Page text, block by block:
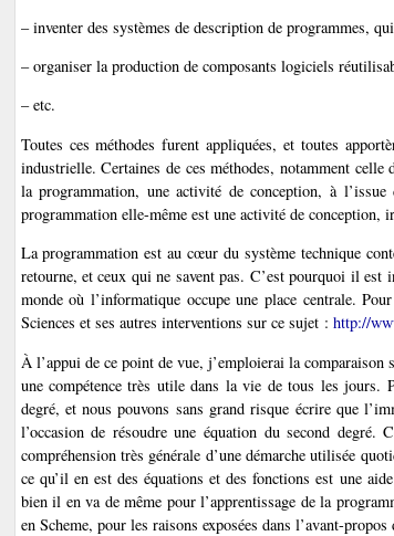
– inventer des systèmes de description de programmes,
– organiser la production de composants logiciels
– etc.
Toutes ces méthodes furent appliquées, et toutes
industrielle. Certaines de ces méthodes, notamment
la programmation, une activité de conception, à
programmation elle-même est une activité de conception,
La programmation est au cœur du système technique
retourne, et ceux qui ne savent pas. C’est pourquoi il est
monde où l’informatique occupe une place centrale.
Sciences et ses autres interventions sur ce sujet : http://
À l’appui de ce point de vue, j’emploierai la
une compétence très utile dans la vie de tous les jours.
degré, et nous pouvons sans grand risque écrire que
l’occasion de résoudre une équation du second
compréhension très générale d’une démarche utilisée
ce qu’il en est des équations et des fonctions est une
bien il en va de même pour l’apprentissage de la
en Scheme, pour les raisons exposées dans l’avant-